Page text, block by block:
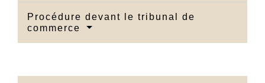
Procédure devant le tribunal de
commerce